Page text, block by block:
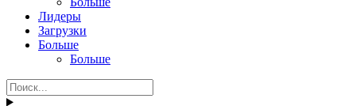
Лидеры
Загрузки
Больше
Больше